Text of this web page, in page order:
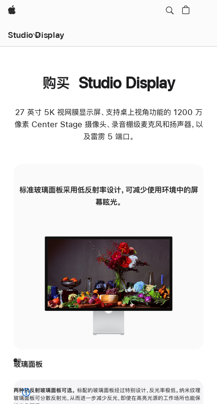
Apple
Studio Display
购买 Studio Display
27 英寸 5K 视网膜显示屏、支持桌上视角功能的 1200 万
像素 Center Stage 摄像头、录音棚级麦克风和扬声器，以
及雷雳 5 端口。
标准玻璃面板采用低反射率设计，可减少使用环境中的屏
幕眩光。
玻璃面板
两种抗反射玻璃面板可选。 标配的玻璃面板经过特别设计，反光率极低。纳米纹理
玻璃面板可分散反射光，从而进一步减少反光，即使在高亮光源的工作场所也能保
展